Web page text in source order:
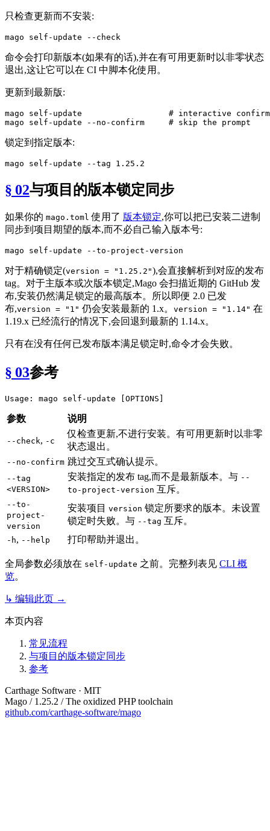
只检查更新而不安装:
命令会打印新版本(如果有的话),并在有可用更新时以非零状态
退出,这让它可以在 CI 中脚本化使用。
更新到最新版:
mago self-update # interactive
mago self-update --no-confirm # skip the prompt
锁定到指定版本:
§ 02与项目的版本锁定同步
如果你的 mago.toml 使用了 版本锁定,你可以把已安装二进制
同步到项目期望的版本,而不必自己输入版本号:
对于精确锁定(version = "1.25.2"),会直接解析到对应的发布
tag。对于主版本或次版本锁定,Mago 会扫描近期的 GitHub 发
布,安装仍然满足锁定的最高版本。所以即便 2.0 已发
布,version = "1" 仍会安装最新的 1.x。 version = "1.14" 在
1.19.x 已经流行的情况下,会回退到最新的 1.14.x。
只有在没有任何已发布版本满足锁定时,命令才会失败。
§ 03参考
参数 说明
--check, -c
仅检查更新,不进行安装。有可用更新时以非零
状态退出。
--no-confirm 跳过交互式确认提示。
--tag
<VERSION>
安装指定的发布 tag,而不是最新版本。与 --
to-project-version 互斥。
--to-
project-
version
安装项目 version 锁定所要求的版本。未设置
锁定时失败。与 --tag 互斥。
-h, --help 打印帮助并退出。
全局参数必须放在 self-update 之前。完整列表见 CLI 概
览。
↳ 编辑此页 →
本页内容
常见流程
与项目的版本锁定同步
参考
Carthage Software · MIT
Mago / 1.25.2 / The oxidized PHP toolchain
github.com/carthage-software/mago